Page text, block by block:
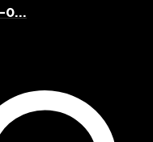
0...